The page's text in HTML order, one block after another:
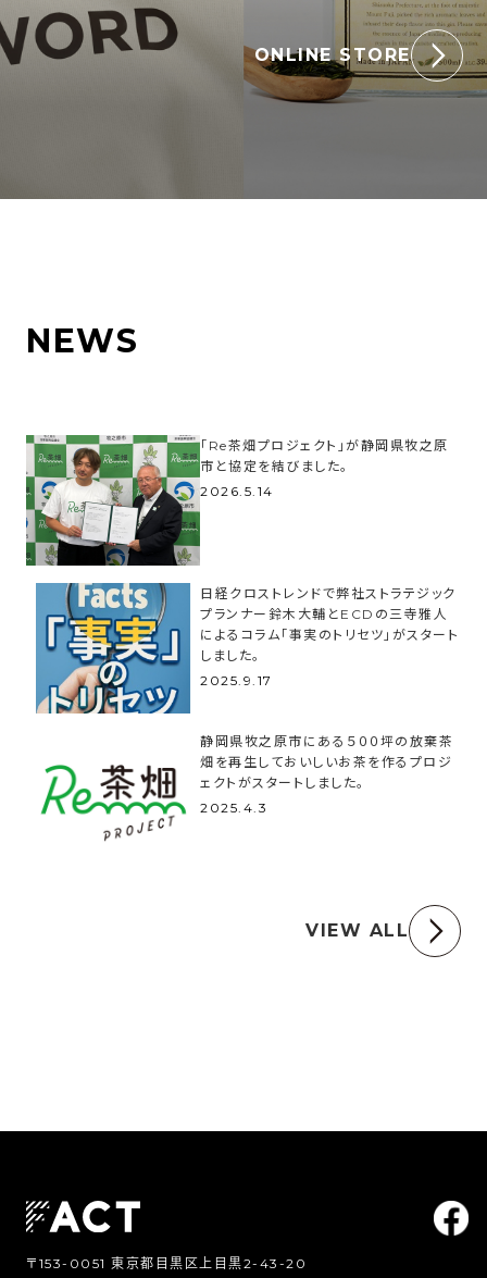
ONLINE STORE
NEWS
「Re茶畑プロジェクト」が静岡県牧之原
市と協定を結びました。
2026.5.14
日経クロストレンドで弊社ストラテジック
プランナー鈴木大輔とECDの三寺雅人
によるコラム「事実のトリセツ」がスタート
しました。
2025.9.17
静岡県牧之原市にある５００坪の放棄茶
畑を再生しておいしいお茶を作るプロジ
ェクトがスタートしました。
2025.4.3
VIEW ALL
〒153-0051 東京都目黒区上目黒2-43-20